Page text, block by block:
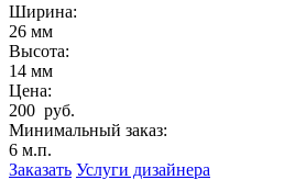
Ширина:
26 мм
Высота:
14 мм
Цена:
200 руб.
Минимальный заказ:
6 м.п.
Заказать Услуги дизайнера